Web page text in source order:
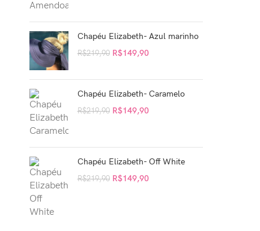
Chapéu Elizabeth- Azul marinho
R$219,90 R$149,90
Chapéu Elizabeth- Caramelo
R$219,90 R$149,90
Chapéu Elizabeth- Off White
R$219,90 R$149,90